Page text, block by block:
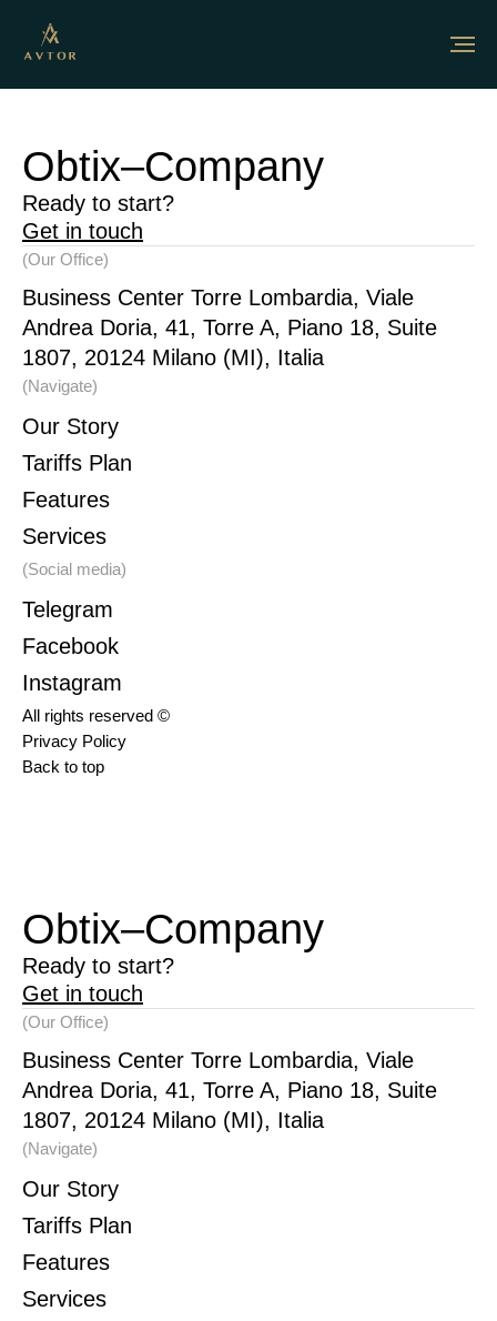
Obtix–Company
Ready to start?
Get in touch
(Our Office)
Business Center Torre Lombardia, Viale
Andrea Doria, 41, Torre A, Piano 18, Suite
1807, 20124 Milano (MI), Italia
(Navigate)
Our Story
Tariffs Plan
Features
Services
(Social media)
Telegram
Facebook
Instagram
All rights reserved ©
Privacy Policy
Back to top
Obtix–Company
Ready to start?
Get in touch
(Our Office)
Business Center Torre Lombardia, Viale
Andrea Doria, 41, Torre A, Piano 18, Suite
1807, 20124 Milano (MI), Italia
(Navigate)
Our Story
Tariffs Plan
Features
Services